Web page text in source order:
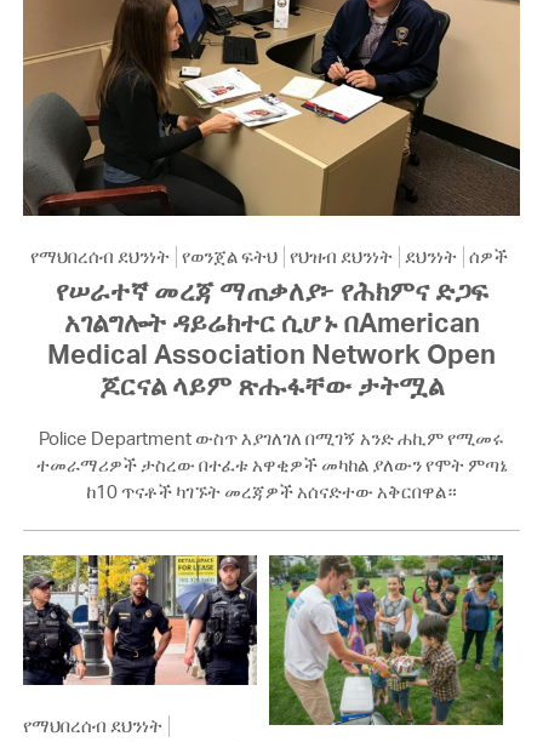
የማህበረሰብ ደህንነት የወንጀል ፍትህ የህዝብ ደህንነት ደህንነት ሰዎች
የሠራተኛ መረጃ ማጠቃለያ፦ የሕክምና ድጋፍ
አገልግሎት ዳይሬክተር ሲሆኑ በAmerican
Medical Association Network Open
ጆርናል ላይም ጽሑፋቸው ታትሟል
Police Department ውስጥ እያገለገለ በሚገኝ አንድ ሐኪም የሚመሩ
ተመራማሪዎች ታስረው በተፈቱ አዋቂዎች መካከል ያለውን የሞት ምጣኔ
ከ10 ጥናቶች ካገኙት መረጃዎች አሰናድተው አቅርበዋል።
የማህበረሰብ ደህንነት